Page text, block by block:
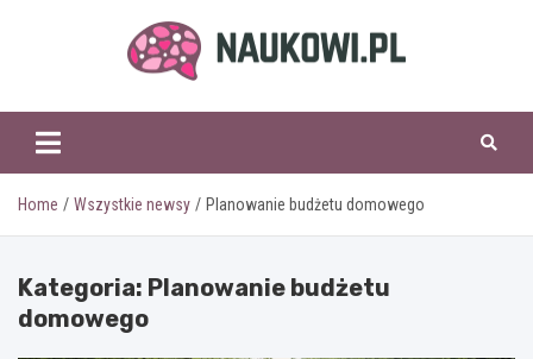
naukowi.pl
Home Wszystkie newsy Planowanie budżetu domowego
Kategoria: Planowanie budżetu
domowego